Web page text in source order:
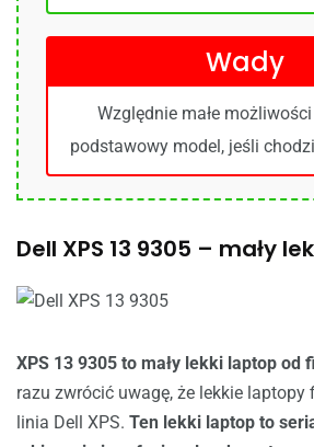
Wady
Względnie małe
podstawowy model, jeśli
Dell XPS 13 9305 – mały
XPS 13 9305 to mały lekki laptop od
razu zwrócić uwagę, że lekkie laptopy
linia Dell XPS. Ten lekki laptop to